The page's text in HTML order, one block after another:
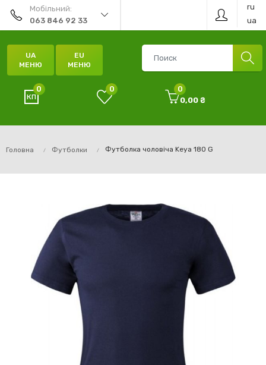
Мобільний:
063 846 92 33
ru
ua
UA
МЕНЮ
EU
МЕНЮ
0 0
0
0,00 ₴
Головна Футболки Футболка чоловіча Keya 180 G